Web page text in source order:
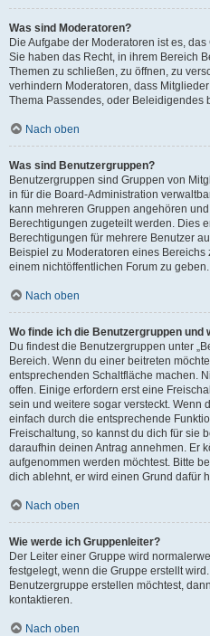
Was sind Moderatoren?
Die Aufgabe der Moderatoren ist es,
Sie haben das Recht, in ihrem Bereich
Themen zu schließen, zu öffnen, zu
verhindern Moderatoren, dass Mitglieder
Thema Passendes, oder Beleidigendes
Nach oben
Was sind Benutzergruppen?
Benutzergruppen sind Gruppen von
in für die Board-Administration
kann mehreren Gruppen angehören
Berechtigungen zugeteilt werden. Dies
Berechtigungen für mehrere Benutzer
Beispiel zu Moderatoren eines
einem nichtöffentlichen Forum zu geben.
Nach oben
Wo finde ich die Benutzergruppen und
Du findest die Benutzergruppen unter
Bereich. Wenn du einer beitreten
entsprechenden Schaltfläche machen.
offen. Einige erfordern erst eine
sein und weitere sogar versteckt. Wenn
einfach durch die entsprechende
Freischaltung, so kannst du dich für sie
daraufhin deinen Antrag annehmen. Er
aufgenommen werden möchtest. Bitte
dich ablehnt, er wird einen Grund dafür
Nach oben
Wie werde ich Gruppenleiter?
Der Leiter einer Gruppe wird
festgelegt, wenn die Gruppe erstellt
Benutzergruppe erstellen möchtest,
kontaktieren.
Nach oben